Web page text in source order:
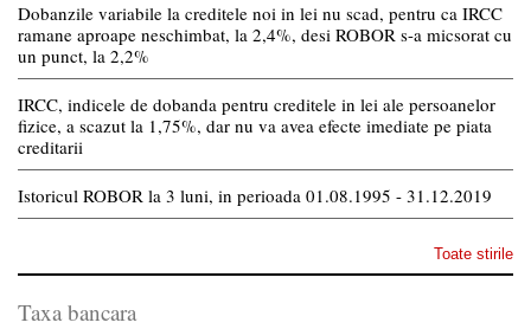
Dobanzile variabile la creditele noi in lei nu scad, pentru ca IRCC
ramane aproape neschimbat, la 2,4%, desi ROBOR s-a micsorat cu
un punct, la 2,2%
IRCC, indicele de dobanda pentru creditele in lei ale persoanelor
fizice, a scazut la 1,75%, dar nu va avea efecte imediate pe piata
creditarii
Istoricul ROBOR la 3 luni, in perioada 01.08.1995 - 31.12.2019
Toate stirile
Taxa bancara